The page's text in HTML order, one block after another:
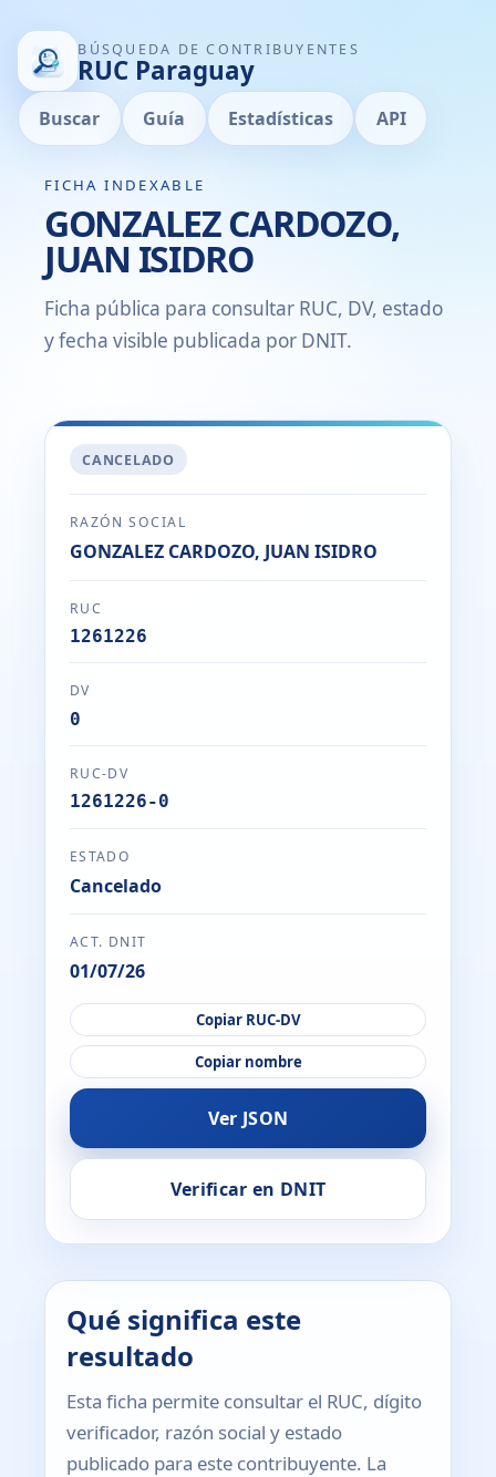
BÚSQUEDA DE CONTRIBUYENTES
RUC Paraguay
Buscar Guía Estadísticas API
FICHA INDEXABLE
GONZALEZ CARDOZO,
JUAN ISIDRO
Ficha pública para consultar RUC, DV, estado
y fecha visible publicada por DNIT.
CANCELADO
RAZÓN SOCIAL
GONZALEZ CARDOZO, JUAN ISIDRO
RUC
1261226
DV
0
RUC-DV
1261226-0
ESTADO
Cancelado
ACT. DNIT
01/07/26
Copiar RUC-DV
Copiar nombre
Ver JSON
Verificar en DNIT
Qué significa este
resultado
Esta ficha permite consultar el RUC, dígito
verificador, razón social y estado
publicado para este contribuyente. La